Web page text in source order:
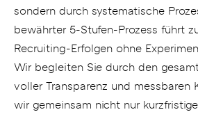
sondern durch systematische
bewährter 5-Stufen-Prozess führt
Recruiting-Erfolgen ohne
Wir begleiten Sie durch den
voller Transparenz und messbaren
wir gemeinsam nicht nur kurzfristige